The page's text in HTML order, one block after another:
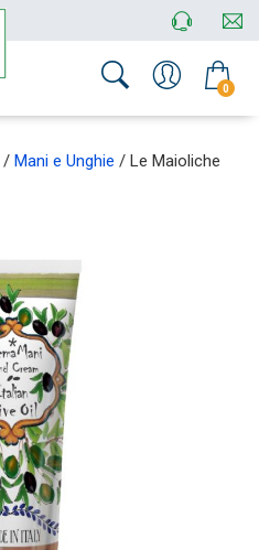
0
/ Mani e Unghie / Le Maioliche